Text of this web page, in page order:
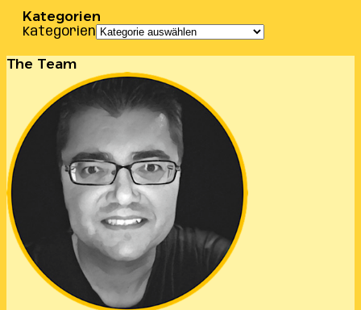
Kategorien
Kategorien
The Team